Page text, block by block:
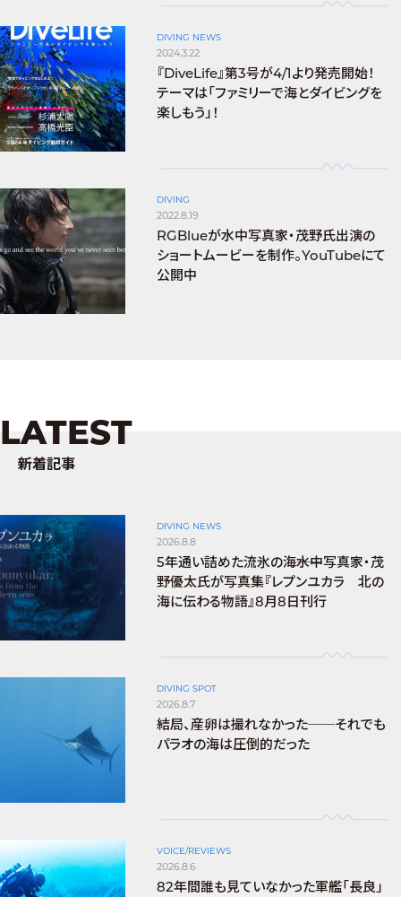
DIVING NEWS
2024.3.22
『DiveLife』第3号が4/1より発売開始！
テーマは「ファミリーで海とダイビングを
楽しもう」！
DIVING
2022.8.19
RGBlueが水中写真家・茂野氏出演の
ショートムービーを制作。YouTubeにて
公開中
LATEST
新着記事
DIVING NEWS
2026.8.8
5年通い詰めた流氷の海――水中写真家・茂
野優太氏が写真集『レプンユカラ 北の
海に伝わる物語』8月8日刊行
DIVING SPOT
2026.8.7
結局、産卵は撮れなかった──それでも
パラオの海は圧倒的だった
VOICE/REVIEWS
2026.8.6
82年間誰も見ていなかった軍艦「長良」